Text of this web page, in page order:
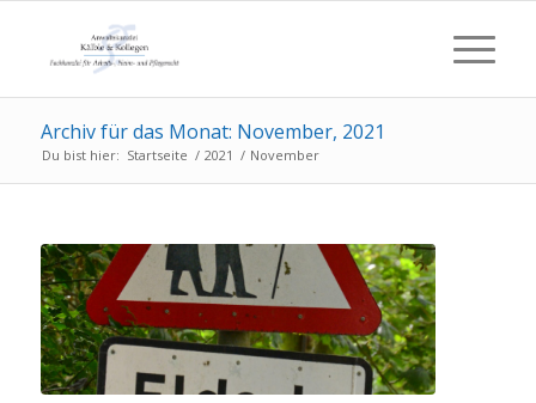
Archiv für das Monat: November, 2021
Du bist hier: Startseite / 2021 / November